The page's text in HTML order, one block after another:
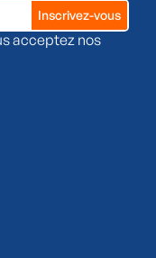
acceptez nos